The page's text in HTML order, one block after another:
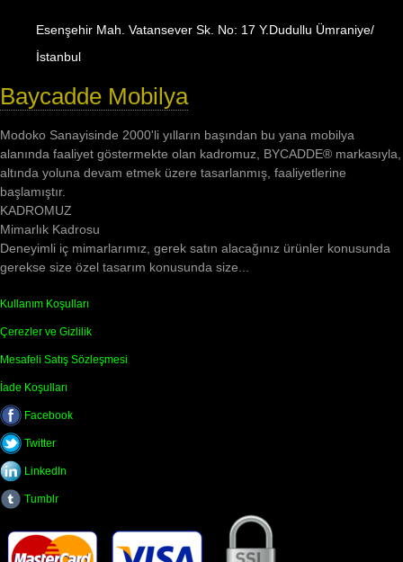
Esenşehir Mah. Vatansever Sk. No: 17 Y.Dudullu Ümraniye/
İstanbul
Baycadde Mobilya
Modoko Sanayisinde 2000'li yılların başından bu yana mobilya
alanında faaliyet göstermekte olan kadromuz, BYCADDE® markasıyla,
altında yoluna devam etmek üzere tasarlanmış, faaliyetlerine
başlamıştır.
KADROMUZ
Mimarlık Kadrosu
Deneyimli iç mimarlarımız, gerek satın alacağınız ürünler konusunda
gerekse size özel tasarım konusunda size...
Kullanım Koşulları
Çerezler ve Gizlilik
Mesafeli Satış Sözleşmesi
İade Koşulları
Facebook
Twitter
LinkedIn
Tumblr